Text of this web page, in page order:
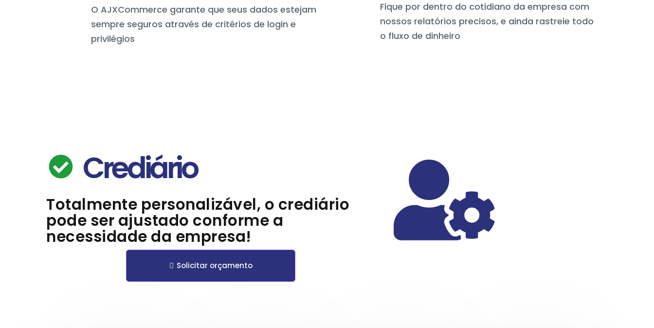
O AJXCommerce garante que seus dados estejam
sempre seguros através de critérios de login e
privilégios
Fique por dentro do cotidiano da empresa com
nossos relatórios precisos, e ainda rastreie todo
o fluxo de dinheiro
Crediário
Totalmente personalizável, o crediário
pode ser ajustado conforme a
necessidade da empresa!
Solicitar orçamento